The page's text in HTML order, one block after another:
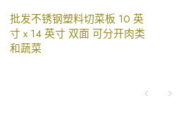
批发不锈钢塑料切菜板 10 英
寸 x 14 英寸 双面 可分开肉类
和蔬菜